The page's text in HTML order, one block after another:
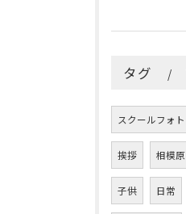
タグ
スクールフォト
挨拶 相模原
子供 日常